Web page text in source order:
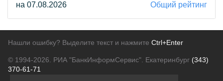
на 07.08.2026 Общий рейтинг
Нашли ошибку? Выделите текст и нажмите Ctrl+Enter
© 1994-2026. РИА "БанкИнформСервис". Екатеринбург (343)
370-61-71